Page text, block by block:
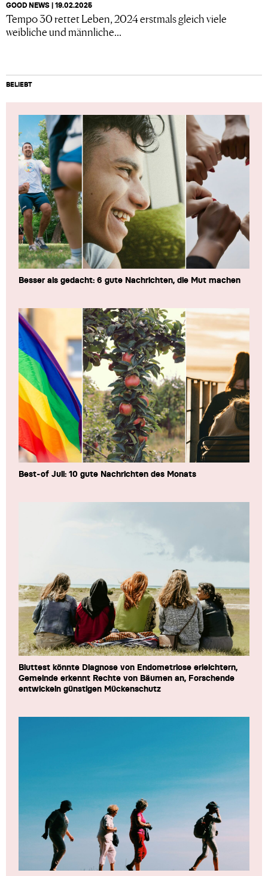
GOOD NEWS | 19.02.2025
Tempo 30 rettet Leben, 2024 erstmals gleich viele
weibliche und männliche...
BELIEBT
Besser als gedacht: 6 gute Nachrichten, die Mut machen
Best-of Juli: 10 gute Nachrichten des Monats
Bluttest könnte Diagnose von Endometriose erleichtern,
Gemeinde erkennt Rechte von Bäumen an, Forschende
entwickeln günstigen Mückenschutz